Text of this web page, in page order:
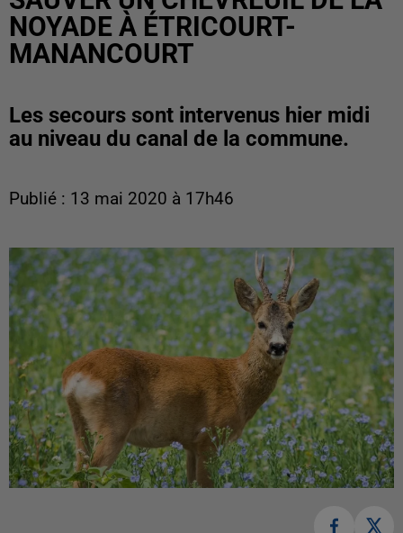
NOYADE À ÉTRICOURT-
MANANCOURT
Les secours sont intervenus hier midi
au niveau du canal de la commune.
Publié : 13 mai 2020 à 17h46